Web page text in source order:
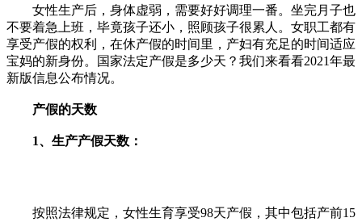
女性生产后，身体虚弱，需要好好调理一番。坐完月子也
不要着急上班，毕竟孩子还小，照顾孩子很累人。女职工都有
享受产假的权利，在休产假的时间里，产妇有充足的时间适应
宝妈的新身份。国家法定产假是多少天？我们来看看2021年最
新版信息公布情况。
产假的天数
1、生产产假天数：
按照法律规定，女性生育享受98天产假，其中包括产前15